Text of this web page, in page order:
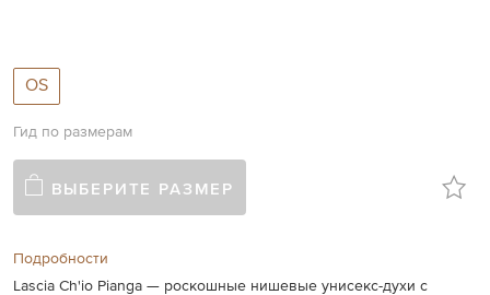
OS
Гид по размерам
ВЫБЕРИТЕ РАЗМЕР
Подробности
Lascia Ch'io Pianga — роскошные нишевые унисекс-духи с